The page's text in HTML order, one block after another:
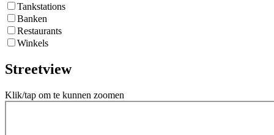
Tankstations
Banken
Restaurants
Winkels
Streetview
Klik/tap om te kunnen zoomen